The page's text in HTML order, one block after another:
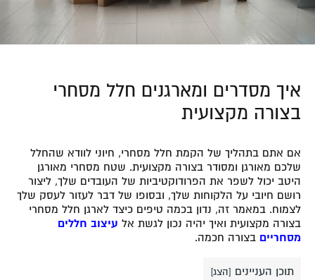
איך מסדרים ומארגנים חלל מסחרי
בצורה מקצועית
אם אתם בתהליך של הקמת חלל מסחרי, חיוני לוודא שהחלל
שלכם מאורגן ומסודר בצורה מקצועית. שטח מסחרי מאורגן
היטב יכול לשפר את הפרודוקטיביות של העובדים שלך, ליצור
רושם חיובי על הלקוחות שלך, ובסופו של דבר לעזור לעסק שלך
לצמוח. במאמר זה, נדון בכמה טיפים כיצד לארגן חלל מסחרי
בצורה מקצועית ואיך יהיה נכון לגשת אל עיצוב חללים
מסחריים בצורה חכמה.
תוכן העניינים [הצג]